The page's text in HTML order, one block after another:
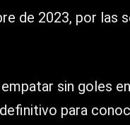
de 2023, por las
sin goles
para